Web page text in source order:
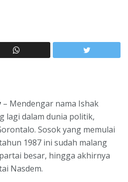
– Mendengar nama Ishak
lagi dalam dunia politik,
Sosok yang memulai
1987 ini sudah malang
besar, hingga akhirnya
Nasdem.